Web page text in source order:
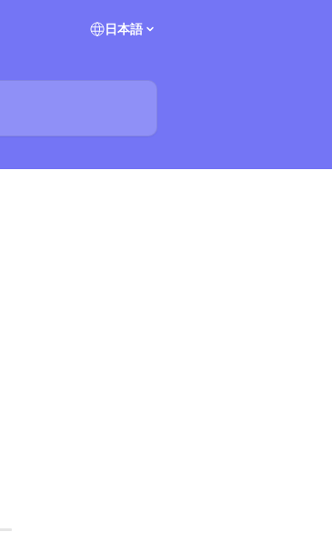
日本語